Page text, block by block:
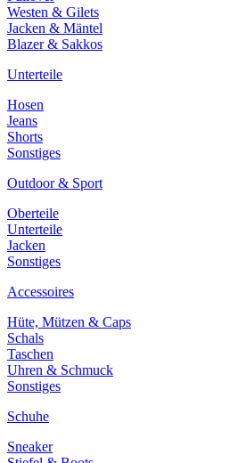
Westen & Gilets
Jacken & Mäntel
Blazer & Sakkos
Unterteile
Hosen
Jeans
Shorts
Sonstiges
Outdoor & Sport
Oberteile
Unterteile
Jacken
Sonstiges
Accessoires
Hüte, Mützen & Caps
Schals
Taschen
Uhren & Schmuck
Sonstiges
Schuhe
Sneaker